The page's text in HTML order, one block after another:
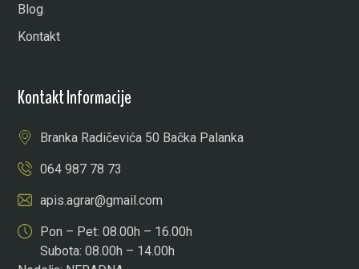
Blog
Kontakt
Kontakt Informacije
Branka Radičevića 50 Bačka Palanka
064 987 78 73
apis.agrar@gmail.com
Pon – Pet: 08.00h – 16.00h
Subota: 08.00h – 14.00h